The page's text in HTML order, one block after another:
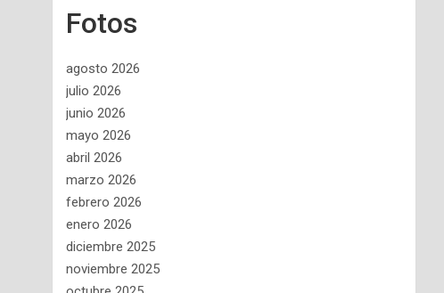
Fotos
agosto 2026
julio 2026
junio 2026
mayo 2026
abril 2026
marzo 2026
febrero 2026
enero 2026
diciembre 2025
noviembre 2025